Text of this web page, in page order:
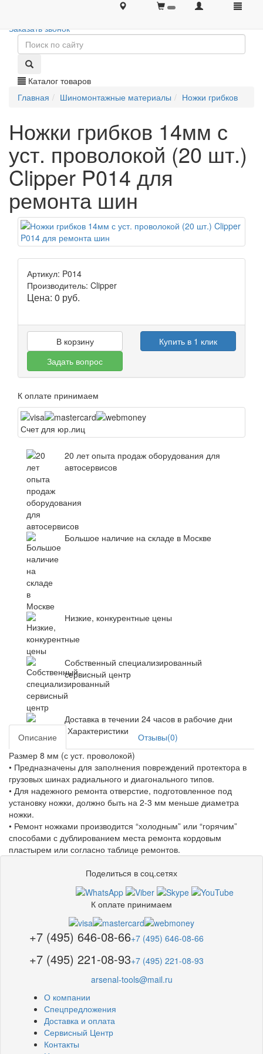
+7 (495) 646-08-66 +7 (495) 646-08-66
Заказать звонок
Каталог товаров
Главная
Шиномонтажные материалы Ножки грибков
Ножки грибков 14мм с
уст. проволокой (20 шт.)
Clipper P014 для
ремонта шин
Артикул: P014
Производитель: Clipper
Цена: 0 руб.
В корзину
Купить в 1 клик
Задать вопрос
К оплате принимаем
Счет для юр.лиц
20 лет опыта продаж оборудования для
автосервисов
Большое наличие на складе в Москве
Низкие, конкурентные цены
Собственный специализированный
сервисный центр
Доставка в течении 24 часов в рабочие дни
Описание
Характеристики
Отзывы(0)
Размер 8 мм (с уст. проволокой)
• Предназначены для заполнения повреждений протектора в
грузовых шинах радиального и диагонального типов.
• Для надежного ремонта отверстие, подготовленное под
установку ножки, должно быть на 2-3 мм меньше диаметра
ножки.
• Ремонт ножками производится “холодным” или “горячим”
способами с дублированием места ремонта кордовым
пластырем или согласно таблице ремонтов.
Поделиться в соц.сетях
К оплате принимаем
+7 (495) 646-08-66+7 (495) 646-08-66
+7 (495) 221-08-93+7 (495) 221-08-93
arsenal-tools@mail.ru
О компании
Спецпредложения
Доставка и оплата
Сервисный Центр
Контакты